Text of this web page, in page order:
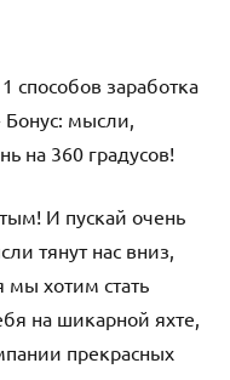
И пускай очень
тянут нас вниз,
мы хотим стать
на шикарной яхте,
прекрасных